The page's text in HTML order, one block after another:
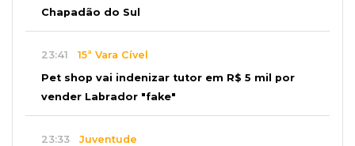
Chapadão do Sul
23:41 15ª Vara Cível
Pet shop vai indenizar tutor em R$ 5 mil por
vender Labrador "fake"
23:33 Juventude